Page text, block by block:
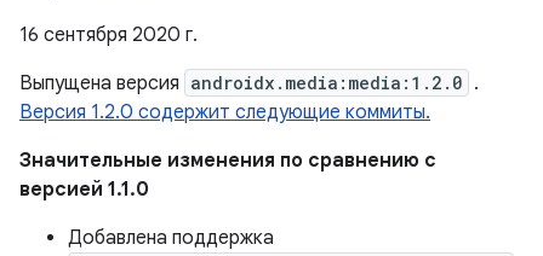
16 сентября 2020 г.
Выпущена версия androidx.media:media:1.2.0 .
Версия 1.2.0 содержит следующие коммиты.
Значительные изменения по сравнению с
версией 1.1.0
Добавлена ​​поддержка